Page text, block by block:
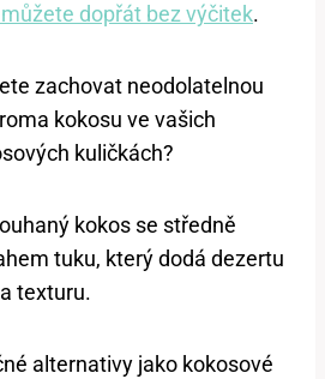
dopřát bez výčitek.
zachovat neodolatelnou
kokosu ve vašich
kuličkách?
kokos se středně
tuku, který dodá dezertu
texturu.
alternativy jako kokosové